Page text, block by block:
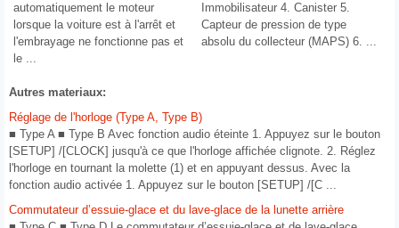
automatiquement le moteur
lorsque la voiture est à l'arrêt et
l'embrayage ne fonctionne pas et
le ...
Immobilisateur 4. Canister 5.
Capteur de pression de type
absolu du collecteur (MAPS) 6. ...
Autres materiaux:
Réglage de l'horloge (Type A, Type B)
■ Type A ■ Type B Avec fonction audio éteinte 1. Appuyez sur le bouton
[SETUP] /[CLOCK] jusqu'à ce que l'horloge affichée clignote. 2. Réglez
l'horloge en tournant la molette (1) et en appuyant dessus. Avec la
fonction audio activée 1. Appuyez sur le bouton [SETUP] /[C ...
Commutateur d’essuie-glace et du lave-glace de la lunette arrière